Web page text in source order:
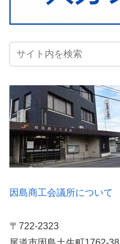
因島商工会議所について
〒722-2323